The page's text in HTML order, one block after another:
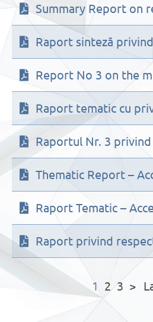
Summary Report on refugee Situation in the Context of the
Raport sinteză privind situația persoanelor refugiate ca urmare a
Report No 3 on the monitoring of the respect for the rights of refugees, in the context of
Raport tematic cu privire la respectarea
Raportul Nr. 3 privind monitorizarea respectării drepturilor persoanelor refugiate, în contextul
Thematic Report – Access of foreigners to the Republic of Moldova
Raport Tematic – Accesul persoanelor străine în Republica Moldova prin intermediul
Raport privind respectarea libertății de
1 2 3 >